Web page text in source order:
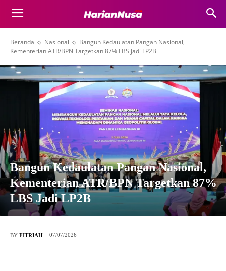
Beranda Nasional
Bangun Kedaulatan Pangan Nasional,
Kementerian ATR/BPN Targetkan 87% LBS Jadi LP2B
Bangun Kedaulatan Pangan Nasional,
Kementerian ATR/BPN Targetkan 87%
LBS Jadi LP2B
BY FITRIAH 07/07/2026